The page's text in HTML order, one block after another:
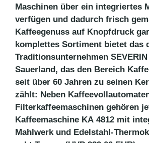
Maschinen über ein integriertes
verfügen und dadurch frisch
Kaffeegenuss auf Knopfdruck
komplettes Sortiment bietet das
Traditionsunternehmen
Sauerland, das den Bereich
seit über 60 Jahren zu seinen
zählt: Neben
Filterkaffeemaschinen gehören
Kaffeemaschine KA 4812 mit
Mahlwerk und Edelstahl-